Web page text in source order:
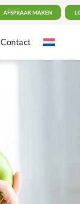
AFSPRAAK MAKEN
Contact